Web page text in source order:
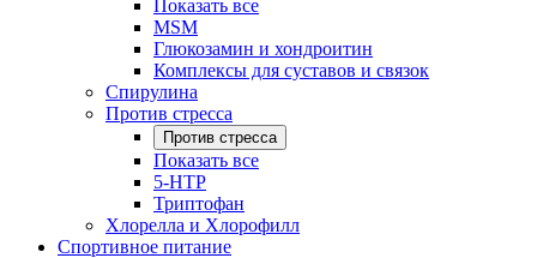
Показать все
MSM
Глюкозамин и хондроитин
Комплексы для суставов и связок
Спирулина
Против стресса
Против стресса
Показать все
5-HTP
Триптофан
Хлорелла и Хлорофилл
Спортивное питание